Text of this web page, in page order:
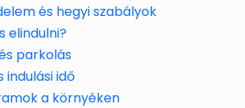
és hegyi szabályok
elindulni?
parkolás
indulási idő
a környéken